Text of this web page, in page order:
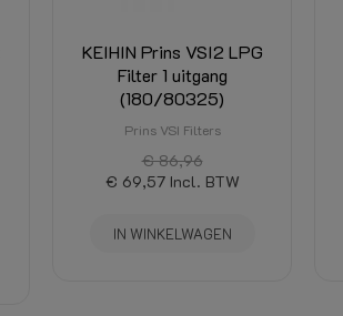
KEIHIN Prins VSI2 LPG
Filter 1 uitgang
(180/80325)
Prins VSI Filters
€ 86,96
€ 69,57 Incl. BTW
IN WINKELWAGEN